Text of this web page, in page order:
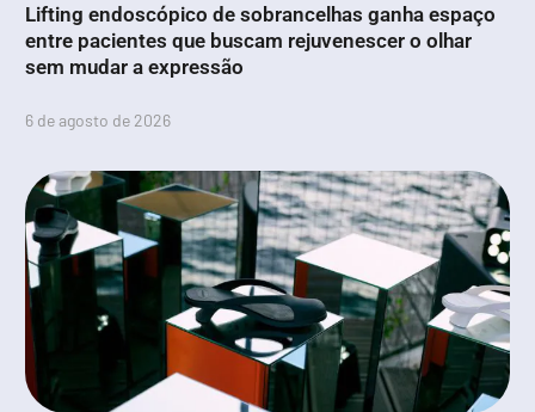
Lifting endoscópico de sobrancelhas ganha espaço
entre pacientes que buscam rejuvenescer o olhar
sem mudar a expressão
6 de agosto de 2026